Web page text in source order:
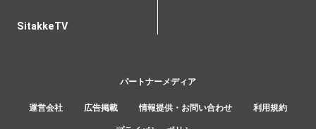
SitakkeTV
運営会社 広告掲載 情報提供・お問い合わせ 利用規約
パートナーメディア